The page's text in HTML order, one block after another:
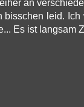
an
bisschen leid.
Es ist langsam